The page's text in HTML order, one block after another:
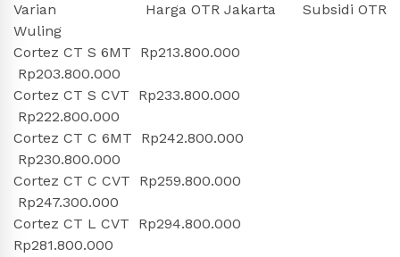
Varian Harga OTR Jakarta Subsidi OTR
Wuling
Cortez CT S 6MT Rp213.800.000
Rp203.800.000
Cortez CT S CVT Rp233.800.000
Rp222.800.000
Cortez CT C 6MT Rp242.800.000
Rp230.800.000
Cortez CT C CVT Rp259.800.000
Rp247.300.000
Cortez CT L CVT Rp294.800.000
Rp281.800.000